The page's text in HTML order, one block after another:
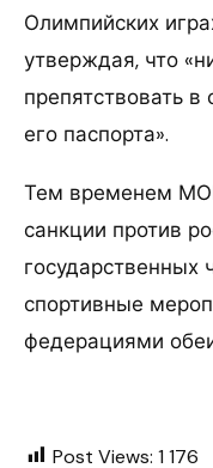
Олимпийских
утверждая, что
препятствовать в
его паспорта».
Тем временем
санкции против
государственных
спортивные
федерациями
Post Views: 1 176